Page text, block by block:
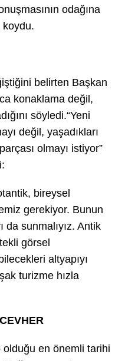
odağına
koydu.
belirten Başkan
konaklama değil,
söyledi.“Yeni
değil, yaşadıkları
olmayı istiyor”
bireysel
gerekiyor. Bunun
da sunmalıyız. Antik
görsel
altyapıyı
turizme hızla
olduğu en önemli tarihi